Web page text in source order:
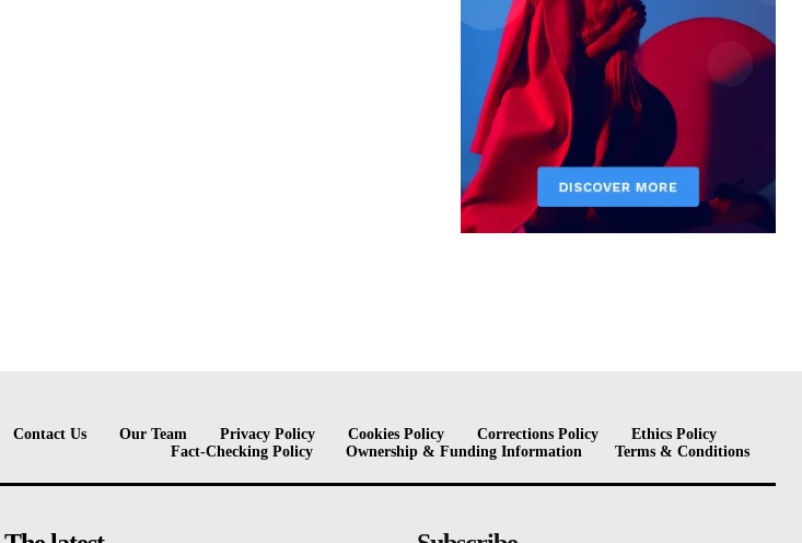
Contact Us Our Team Privacy Policy Cookies Policy Corrections Policy
Ethics Policy
Fact-Checking Policy
Ownership & Funding Information Terms & Conditions